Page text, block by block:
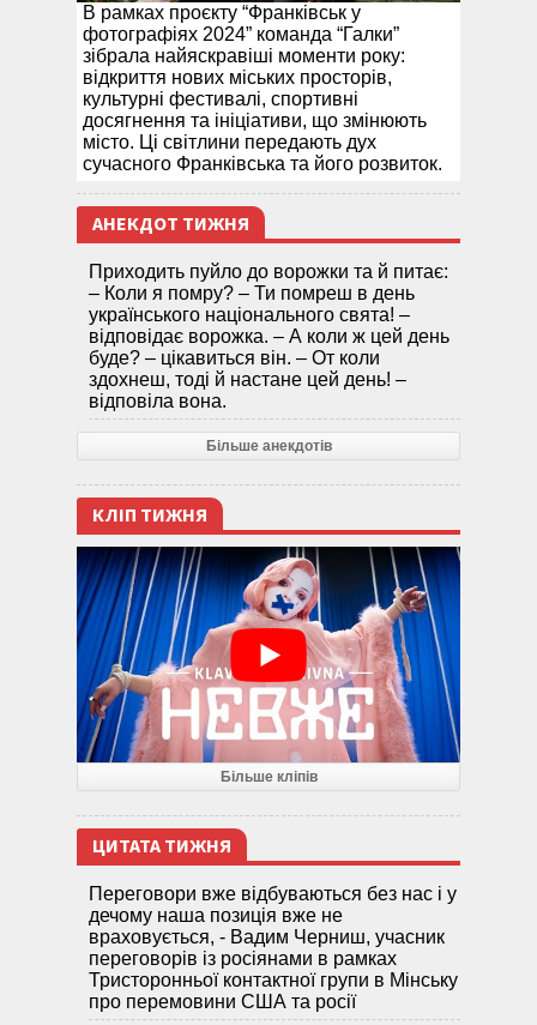
В рамках проєкту “Франківськ у
фотографіях 2024” команда “Галки”
зібрала найяскравіші моменти року:
відкриття нових міських просторів,
культурні фестивалі, спортивні
досягнення та ініціативи, що змінюють
місто. Ці світлини передають дух
сучасного Франківська та його розвиток.
АНЕКДОТ ТИЖНЯ
Приходить пуйло до ворожки та й питає:
– Коли я помру? – Ти помреш в день
українського національного свята! –
відповідає ворожка. – А коли ж цей день
буде? – цікавиться він. – От коли
здохнеш, тоді й настане цей день! –
відповіла вона.
Більше анекдотів
КЛІП ТИЖНЯ
Більше кліпів
ЦИТАТА ТИЖНЯ
Переговори вже відбуваються без нас і у
дечому наша позиція вже не
враховується, - Вадим Черниш, учасник
переговорів із росіянами в рамках
Тристоронньої контактної групи в Мінську
про перемовини США та росії